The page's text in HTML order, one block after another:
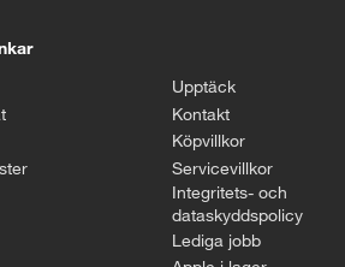
Upptäck
Kontakt
Köpvillkor
Servicevillkor
Integritets- och
dataskyddspolicy
Lediga jobb